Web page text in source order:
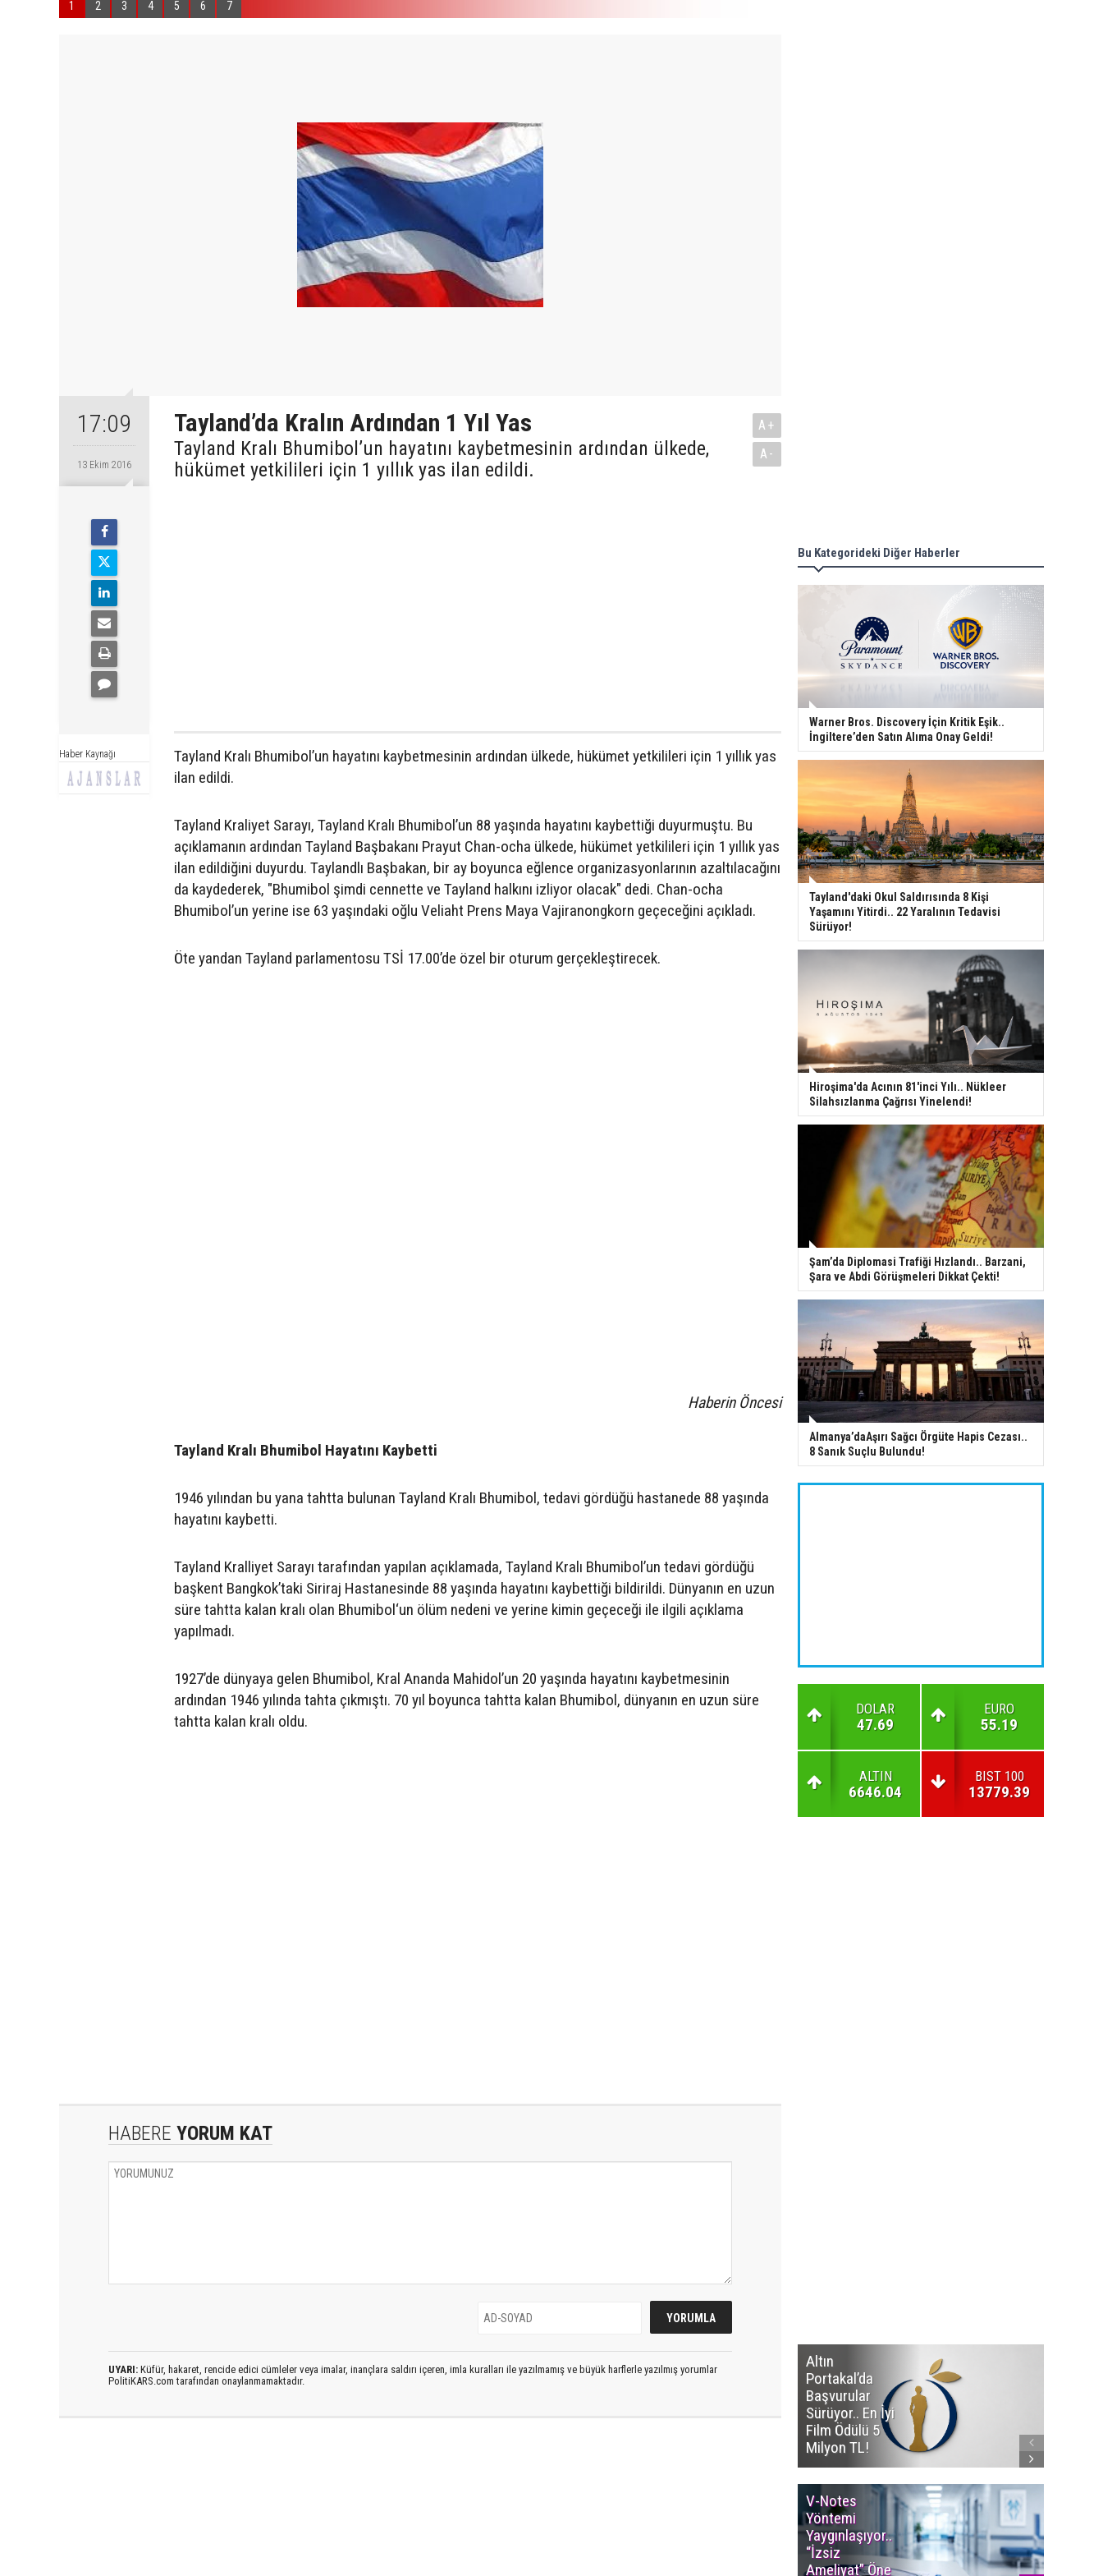
1 2 3 4 5 6 7
17:09
13 Ekim 2016
Haber Kaynağı
Tayland’da Kralın Ardından 1 Yıl Yas
Tayland Kralı Bhumibol’un hayatını kaybetmesinin ardından ülkede,
hükümet yetkilileri için 1 yıllık yas ilan edildi.
A+
A-
Tayland Kralı Bhumibol’un hayatını kaybetmesinin ardından ülkede, hükümet yetkilileri için 1 yıllık yas
ilan edildi.
Tayland Kraliyet Sarayı, Tayland Kralı Bhumibol’un 88 yaşında hayatını kaybettiği duyurmuştu. Bu
açıklamanın ardından Tayland Başbakanı Prayut Chan-ocha ülkede, hükümet yetkilileri için 1 yıllık yas
ilan edildiğini duyurdu. Taylandlı Başbakan, bir ay boyunca eğlence organizasyonlarının azaltılacağını
da kaydederek, "Bhumibol şimdi cennette ve Tayland halkını izliyor olacak" dedi. Chan-ocha
Bhumibol’un yerine ise 63 yaşındaki oğlu Veliaht Prens Maya Vajiranongkorn geçeceğini açıkladı.
Öte yandan Tayland parlamentosu TSİ 17.00’de özel bir oturum gerçekleştirecek.
Haberin Öncesi
Tayland Kralı Bhumibol Hayatını Kaybetti
1946 yılından bu yana tahtta bulunan Tayland Kralı Bhumibol, tedavi gördüğü hastanede 88 yaşında
hayatını kaybetti.
Tayland Kralliyet Sarayı tarafından yapılan açıklamada, Tayland Kralı Bhumibol’un tedavi gördüğü
başkent Bangkok’taki Siriraj Hastanesinde 88 yaşında hayatını kaybettiği bildirildi. Dünyanın en uzun
süre tahtta kalan kralı olan Bhumibol‘un ölüm nedeni ve yerine kimin geçeceği ile ilgili açıklama
yapılmadı.
1927’de dünyaya gelen Bhumibol, Kral Ananda Mahidol’un 20 yaşında hayatını kaybetmesinin
ardından 1946 yılında tahta çıkmıştı. 70 yıl boyunca tahtta kalan Bhumibol, dünyanın en uzun süre
tahtta kalan kralı oldu.
HABERE YORUM KAT
UYARI: Küfür, hakaret, rencide edici cümleler veya imalar, inançlara saldırı içeren, imla kuralları ile yazılmamış ve büyük harflerle yazılmış yorumlar
PolitiKARS.com tarafından onaylanmamaktadır.
Bu Kategorideki Diğer Haberler
Warner Bros. Discovery İçin Kritik Eşik..
İngiltere’den Satın Alıma Onay Geldi!
Tayland'daki Okul Saldırısında 8 Kişi
Yaşamını Yitirdi.. 22 Yaralının Tedavisi
Sürüyor!
Hiroşima'da Acının 81'inci Yılı.. Nükleer
Silahsızlanma Çağrısı Yinelendi!
Şam’da Diplomasi Trafiği Hızlandı.. Barzani,
Şara ve Abdi Görüşmeleri Dikkat Çekti!
Almanya’daAşırı Sağcı Örgüte Hapis Cezası..
8 Sanık Suçlu Bulundu!
DOLAR
47.69
EURO
55.19
ALTIN
6646.04
BIST 100
13779.39
Altın
Portakal’da
Başvurular
Sürüyor.. En İyi
Film Ödülü 5
Milyon TL!
V-Notes
Yöntemi
Yaygınlaşıyor..
“İzsiz
Ameliyat” Öne